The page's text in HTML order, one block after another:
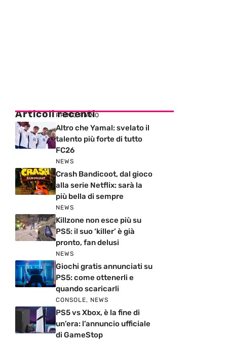
Articoli recenti
PRIMO PIANO
Altro che Yamal: svelato il
talento più forte di tutto
FC26
NEWS
Crash Bandicoot, dal gioco
alla serie Netflix: sarà la
più bella di sempre
NEWS
Killzone non esce più su
PS5: il suo ‘killer’ è già
pronto, fan delusi
NEWS
Giochi gratis annunciati su
PS5: come ottenerli e
quando scaricarli
CONSOLE, NEWS
PS5 vs Xbox, è la fine di
un’era: l’annuncio ufficiale
di GameStop